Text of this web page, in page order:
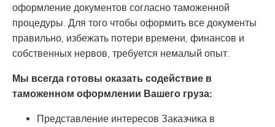
оформление документов согласно таможенной
процедуры. Для того чтобы оформить все документы
правильно, избежать потери времени, финансов и
собственных нервов, требуется немалый опыт.
Мы всегда готовы оказать содействие в
таможенном оформлении Вашего груза:
Представление интересов Заказчика в